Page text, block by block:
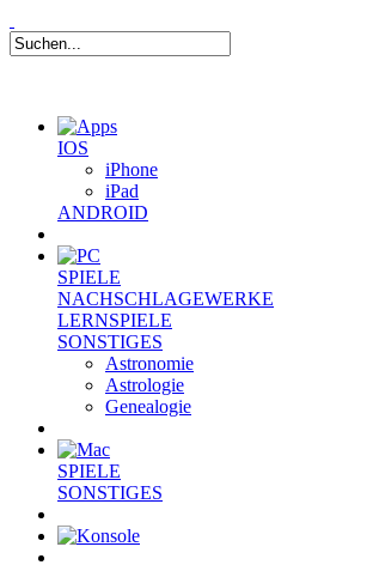
IOS
iPhone
iPad
ANDROID
SPIELE
NACHSCHLAGEWERKE
LERNSPIELE
SONSTIGES
Astronomie
Astrologie
Genealogie
SPIELE
SONSTIGES